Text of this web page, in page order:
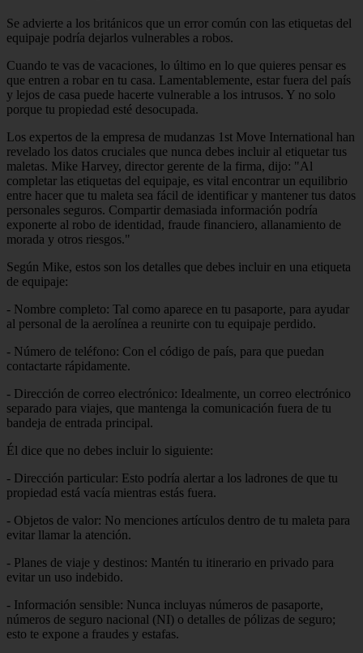
Se advierte a los británicos que un error común con las etiquetas del
equipaje podría dejarlos vulnerables a robos.
Cuando te vas de vacaciones, lo último en lo que quieres pensar es
que entren a robar en tu casa. Lamentablemente, estar fuera del país
y lejos de casa puede hacerte vulnerable a los intrusos. Y no solo
porque tu propiedad esté desocupada.
Los expertos de la empresa de mudanzas 1st Move International han
revelado los datos cruciales que nunca debes incluir al etiquetar tus
maletas. Mike Harvey, director gerente de la firma, dijo: "Al
completar las etiquetas del equipaje, es vital encontrar un equilibrio
entre hacer que tu maleta sea fácil de identificar y mantener tus datos
personales seguros. Compartir demasiada información podría
exponerte al robo de identidad, fraude financiero, allanamiento de
morada y otros riesgos."
Según Mike, estos son los detalles que debes incluir en una etiqueta
de equipaje:
- Nombre completo: Tal como aparece en tu pasaporte, para ayudar
al personal de la aerolínea a reunirte con tu equipaje perdido.
- Número de teléfono: Con el código de país, para que puedan
contactarte rápidamente.
- Dirección de correo electrónico: Idealmente, un correo electrónico
separado para viajes, que mantenga la comunicación fuera de tu
bandeja de entrada principal.
Él dice que no debes incluir lo siguiente:
- Dirección particular: Esto podría alertar a los ladrones de que tu
propiedad está vacía mientras estás fuera.
- Objetos de valor: No menciones artículos dentro de tu maleta para
evitar llamar la atención.
- Planes de viaje y destinos: Mantén tu itinerario en privado para
evitar un uso indebido.
- Información sensible: Nunca incluyas números de pasaporte,
números de seguro nacional (NI) o detalles de pólizas de seguro;
esto te expone a fraudes y estafas.